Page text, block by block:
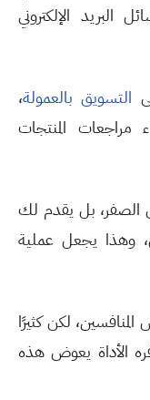
البريد الإلكتروني
التسويق بالعمولة،
المنتجات
الصفر، بل يقدم لك
وهذا يجعل عملية
لكن كثيرًا
الأداة يعوض هذه